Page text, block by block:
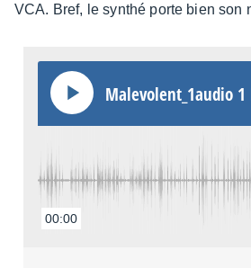
VCA. Bref, le synthé porte bien son
Male­volent_1audio 1
00:00